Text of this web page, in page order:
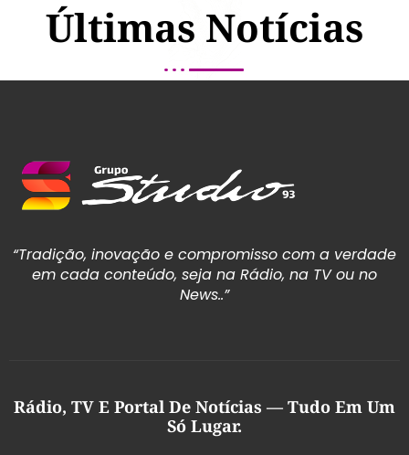
Últimas Notícias
“Tradição, inovação e compromisso com a verdade
em cada conteúdo, seja na Rádio, na TV ou no
News..”
Rádio, TV E Portal De Notícias — Tudo Em Um
Só Lugar.